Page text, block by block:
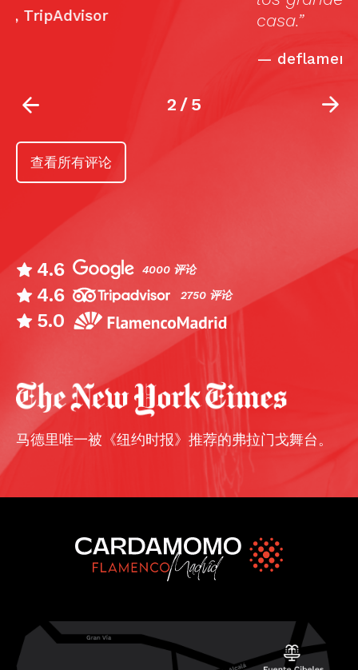
casa.”
2/5
查看所有评论
4.6 4000 评论
4.6 2750 评论
5.0
马德里唯一被《纽约时报》推荐的弗拉门戈舞台。